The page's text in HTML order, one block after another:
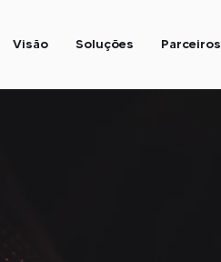
Visão Soluções Parceiros